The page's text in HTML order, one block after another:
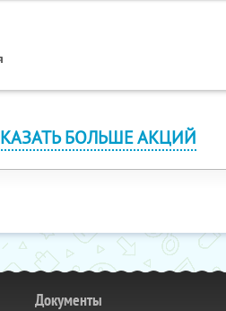
БОЛЬШЕ АКЦИЙ
Документы